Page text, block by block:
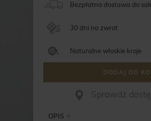
Bezpłatna dostawa do
30 dni na zwrot
Naturalne włoskie kroje
DODAJ DO
Sprawdż
OPIS